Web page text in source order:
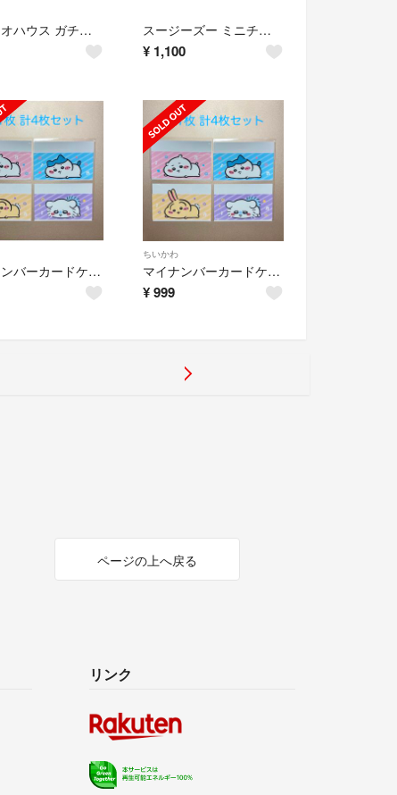
サンリオハウス ガチャガチャ ミラー クロミ スージーズー ミニチュアパッケージチャーム ガチャガチャ
¥ 1,100
マイナンバーカードケース ちいかわ ハチワレ うさぎ モモンガ
ちいかわ
マイナンバーカードケース ちいかわ ハチワレ うさぎ モモンガ 4枚セット
¥999
ページの上へ戻る
リンク